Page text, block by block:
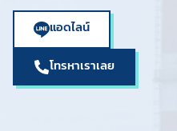
แอดไลน์
โทรหาเราเลย